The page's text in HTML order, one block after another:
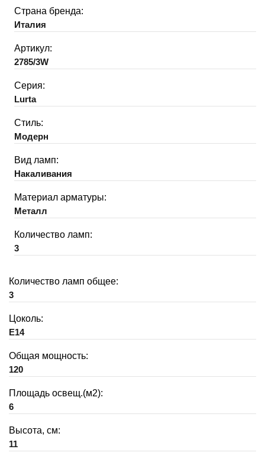
Страна бренда:
Италия
Артикул:
2785/3W
Серия:
Lurta
Стиль:
Модерн
Вид ламп:
Накаливания
Материал арматуры:
Металл
Количество ламп:
3
Количество ламп общее:
3
Цоколь:
E14
Общая мощность:
120
Площадь освещ.(м2):
6
Высота, см:
11